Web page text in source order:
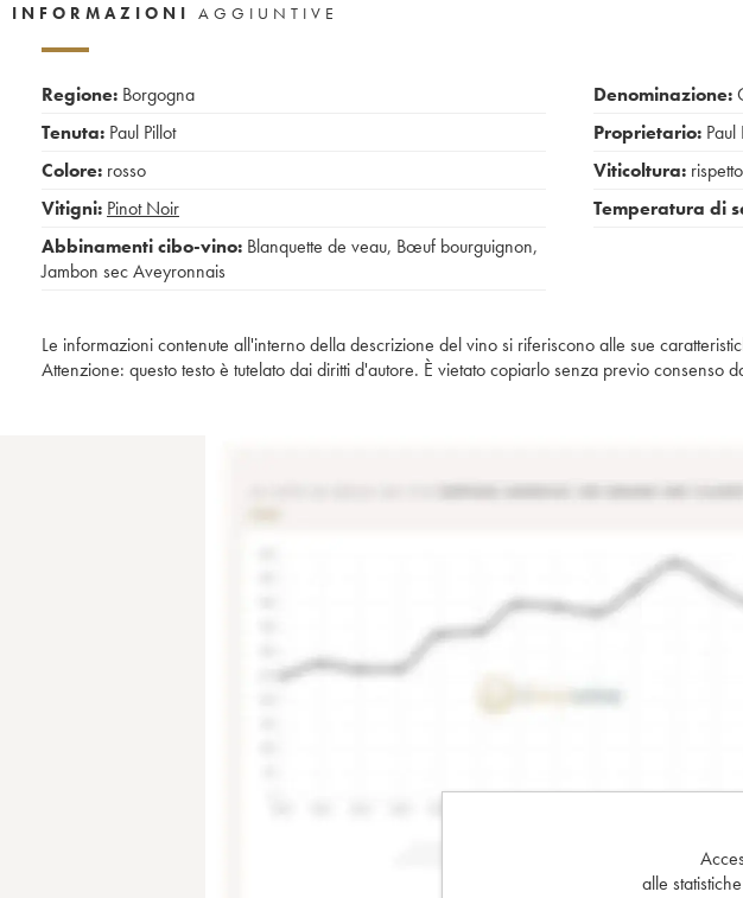
INFORMAZIONI AGGIUNTIVE
Regione: Borgogna
Tenuta: Paul Pillot
Colore: rosso
Vitigni: Pinot Noir
Abbinamenti cibo-vino: Blanquette de veau, Bœuf bourguignon,
Jambon sec Aveyronnais
Denominazione:
Proprietario:
Viticoltura:
Temperatura di
Le informazioni contenute all'interno della descrizione del vino si riferiscono alle sue
Attenzione: questo testo è tutelato dai diritti d'autore. È vietato copiarlo senza previo consenso
alle